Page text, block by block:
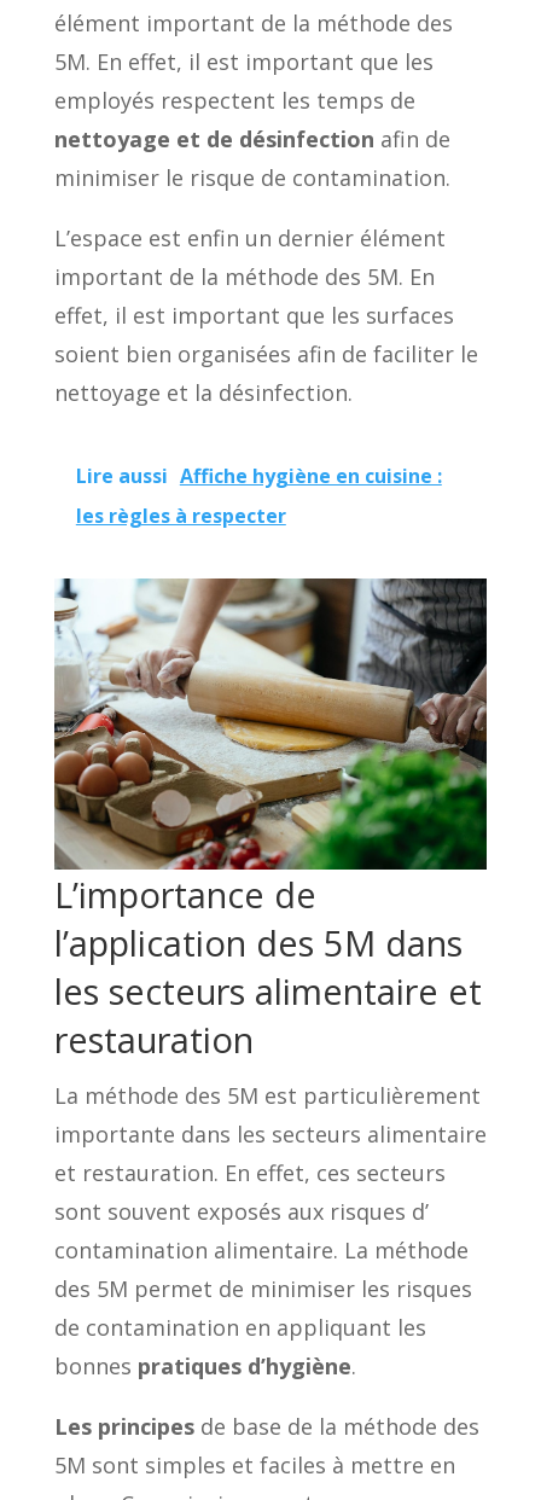
élément important de la méthode des
5M. En effet, il est important que les
employés respectent les temps de
nettoyage et de désinfection afin de
minimiser le risque de contamination.
L’espace est enfin un dernier élément
important de la méthode des 5M. En
effet, il est important que les surfaces
soient bien organisées afin de faciliter le
nettoyage et la désinfection.
Lire aussi Affiche hygiène en cuisine :
les règles à respecter
L’importance de
l’application des 5M dans
les secteurs alimentaire et
restauration
La méthode des 5M est particulièrement
importante dans les secteurs alimentaire
et restauration. En effet, ces secteurs
sont souvent exposés aux risques d’
contamination alimentaire. La méthode
des 5M permet de minimiser les risques
de contamination en appliquant les
bonnes pratiques d’hygiène.
Les principesde base de la méthode des
5M sont simples et faciles à mettre en